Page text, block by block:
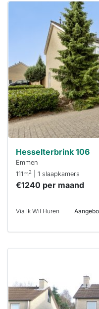
Deze woning
waarschijnlijk
al verhuurd
Om kans te
maken moet je
binnen 15
minuten
reageren.
Stekkies helpt
je hierbij!
Hesselterbrink 106
Emmen
111m2 | 1 slaapkamers
€1240 per maand
Via Ik Wil Huren
waarschijnlijk
al verhuurd
Om kans te
maken moet je
binnen 15